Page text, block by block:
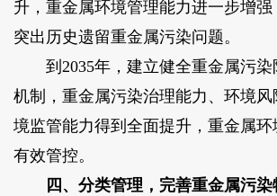
升，重金属环境管理能力进一步增
突出历史遗留重金属污染问题。
到2035年，建立健全重金属污染
机制，重金属污染治理能力、环境
境监管能力得到全面提升，重金属环
有效管控。
四、分类管理，完善重金属污